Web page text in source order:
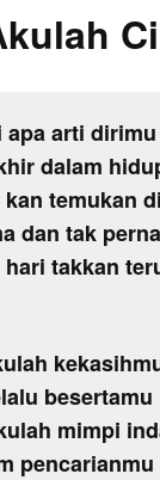
apa arti
dalam
temukan
dan tak
takkan
besertamu
mimpi
pencarianmu